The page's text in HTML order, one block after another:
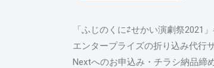
「ふじのくに⇄せかい演劇祭2021
エンタープライズの折り込み代行
Nextへのお申込み・チラシ納品締